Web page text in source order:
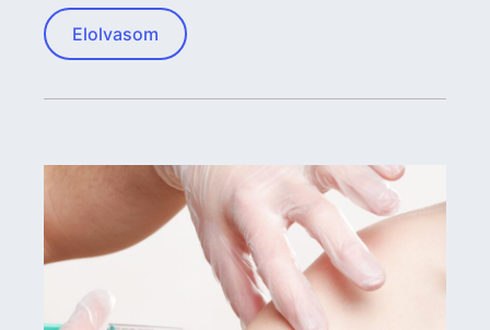
Elolvasom